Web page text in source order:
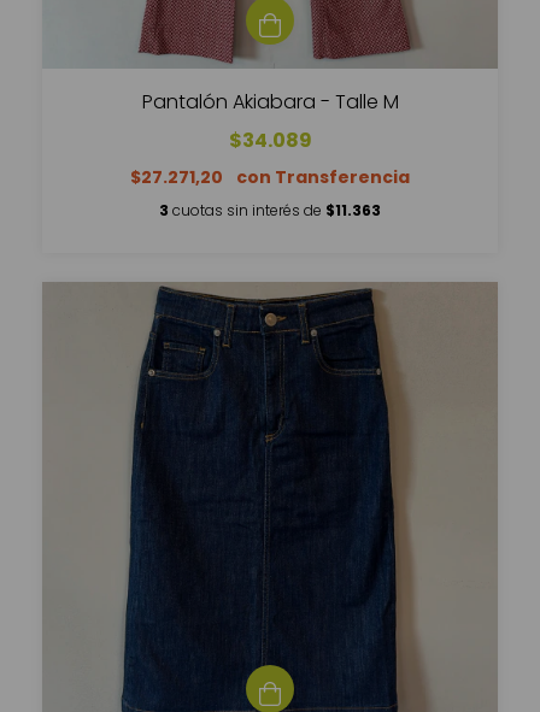
Pantalón Akiabara - Talle M
$34.089
$27.271,20
3 cuotas sin interés de $11.363